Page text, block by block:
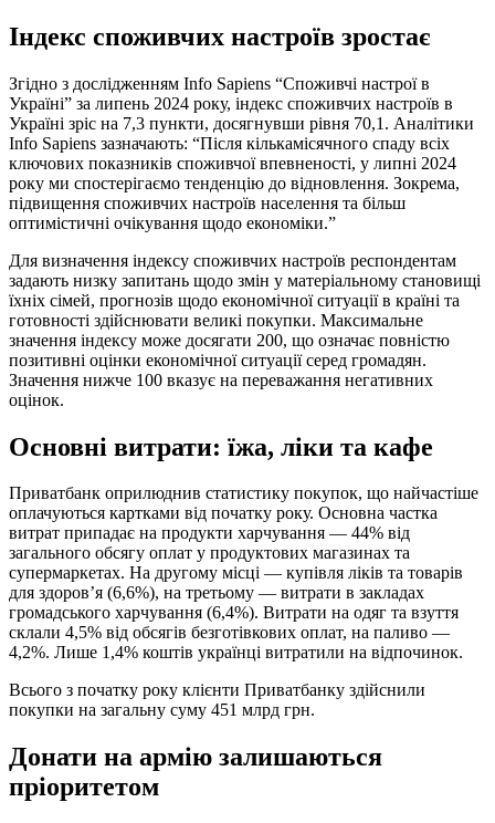
Індекс споживчих настроїв зростає
Згідно з дослідженням Info Sapiens “Споживчі настрої в
Україні” за липень 2024 року, індекс споживчих настроїв в
Україні зріс на 7,3 пункти, досягнувши рівня 70,1. Аналітики
Info Sapiens зазначають: “Після кількамісячного спаду всіх
ключових показників споживчої впевненості, у липні 2024
року ми спостерігаємо тенденцію до відновлення. Зокрема,
підвищення споживчих настроїв населення та більш
оптимістичні очікування щодо економіки.”
Для визначення індексу споживчих настроїв респондентам
задають низку запитань щодо змін у матеріальному становищі
їхніх сімей, прогнозів щодо економічної ситуації в країні та
готовності здійснювати великі покупки. Максимальне
значення індексу може досягати 200, що означає повністю
позитивні оцінки економічної ситуації серед громадян.
Значення нижче 100 вказує на переважання негативних
оцінок.
Основні витрати: їжа, ліки та кафе
Приватбанк оприлюднив статистику покупок, що найчастіше
оплачуються картками від початку року. Основна частка
витрат припадає на продукти харчування — 44% від
загального обсягу оплат у продуктових магазинах та
супермаркетах. На другому місці — купівля ліків та товарів
для здоров’я (6,6%), на третьому — витрати в закладах
громадського харчування (6,4%). Витрати на одяг та взуття
склали 4,5% від обсягів безготівкових оплат, на паливо —
4,2%. Лише 1,4% коштів українці витратили на відпочинок.
Всього з початку року клієнти Приватбанку здійснили
покупки на загальну суму 451 млрд грн.
Донати на армію залишаються
пріоритетом